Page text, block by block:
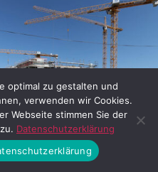
optimal zu gestalten und
verwenden wir Cookies.
Webseite stimmen Sie der
Datenschutzerklärung